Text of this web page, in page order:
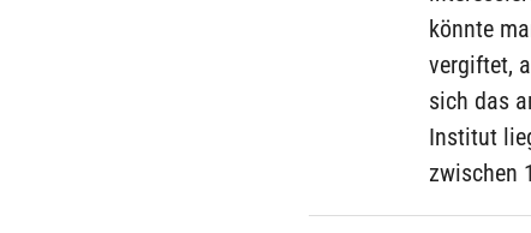
könnte
vergiftet,
sich das
Institut
zwischen